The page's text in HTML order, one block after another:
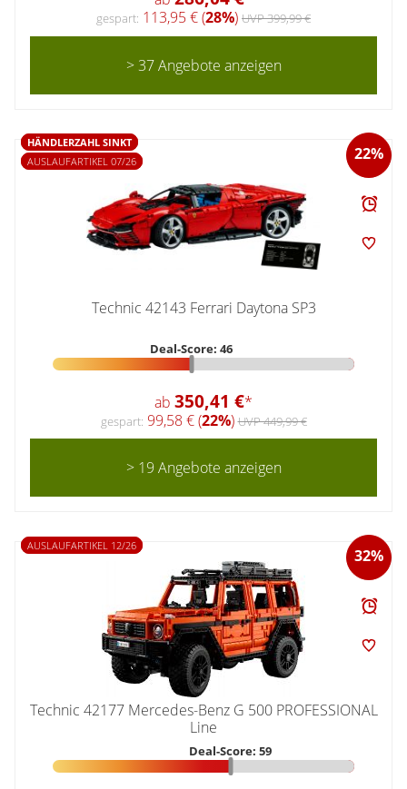
gespart: 113,95 € (28%) UVP 399,99 €
> 37 Angebote anzeigen
22%
HÄNDLERZAHL SINKT
AUSLAUFARTIKEL 07/26
Technic 42143 Ferrari Daytona SP3
Deal-Score: 46
ab 350,41 €*
gespart: 99,58 € (22%)UVP 449,99 €
> 19 Angebote anzeigen
32%
AUSLAUFARTIKEL 12/26
Technic 42177 Mercedes-Benz G 500 PROFESSIONAL
Line
Deal-Score: 59